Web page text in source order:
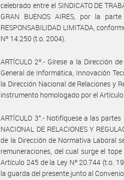
celebrado entre el SINDICATO DE
GRAN BUENOS AIRES, por la
RESPONSABILIDAD LIMITADA,
Nº 14.250 (t.o. 2004).
ARTÍCULO 2º.- Gírese a la Dirección
General de Informática, Innovación
la Dirección Nacional de Relaciones y
instrumento homologado por el Artículo
ARTÍCULO 3°.- Notifíquese a las
NACIONAL DE RELACIONES Y
de la Dirección de Normativa Laboral
remuneraciones, del cual surge el
Artículo 245 de la Ley Nº 20.744 (t.o.
la guarda del presente junto al